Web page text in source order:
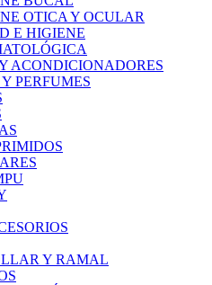
OTICA Y OCULAR
E HIGIENE
ACONDICIONADORES
PERFUMES
Y RAMAL